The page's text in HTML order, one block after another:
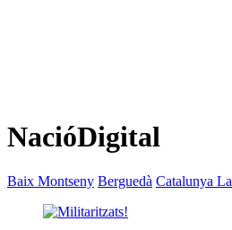
NacióDigital
Baix Montseny Berguedà Catalunya